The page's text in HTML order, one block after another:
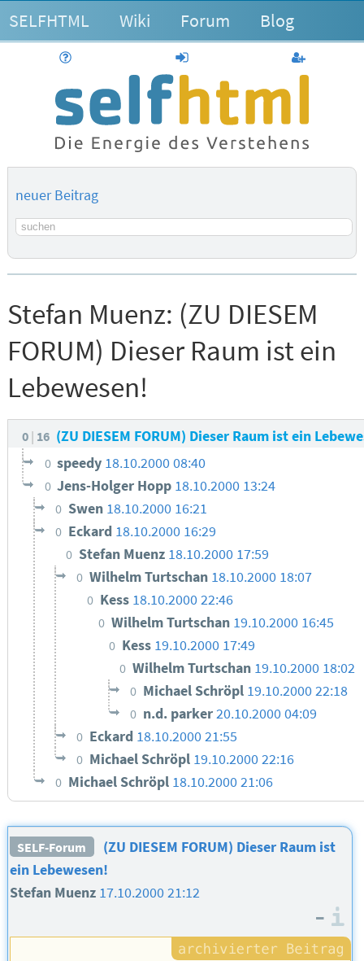
SELFHTML Wiki Forum Blog
anmelden
neuer Beitrag
Suchbegriff
Stefan Muenz: (ZU DIESEM
FORUM) Dieser Raum ist ein
Lebewesen!
0 16 (ZU DIESEM FORUM) Dieser Raum ist ein
0 speedy 18.10.2000 08:40
0 Jens-Holger Hopp 18.10.2000 13:24
0 Swen 18.10.2000 16:21
0 Eckard 18.10.2000 16:29
0 Stefan Muenz 18.10.2000 17:59
0 Wilhelm Turtschan 18.10.2000 18:07
0 Kess 18.10.2000 22:46
0 Wilhelm Turtschan 19.10.2000 16:45
0 Kess 19.10.2000 17:49
0 Wilhelm Turtschan 19.10.2000 18:02
0 Michael Schröpl 19.10.2000 22:18
0 n.d. parker20.10.2000 04:09
0 Eckard 18.10.2000 21:55
0 Michael Schröpl 19.10.2000 22:16
0 Michael Schröpl 18.10.2000 21:06
SELF-Forum
(ZU DIESEM FORUM) Dieser Raum ist
ein Lebewesen!
Stefan Muenz 17.10.2000 21:12
–